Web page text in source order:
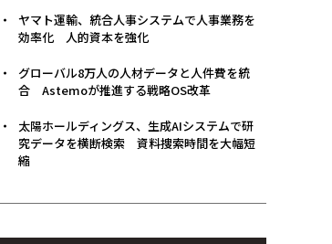
ヤマト運輸、統合人事システムで人事業務を
効率化 人的資本を強化
グローバル8万人の人材データと人件費を統
合 Astemoが推進する戦略OS改革
太陽ホールディングス、生成AIシステムで研
究データを横断検索 資料捜索時間を大幅短
縮